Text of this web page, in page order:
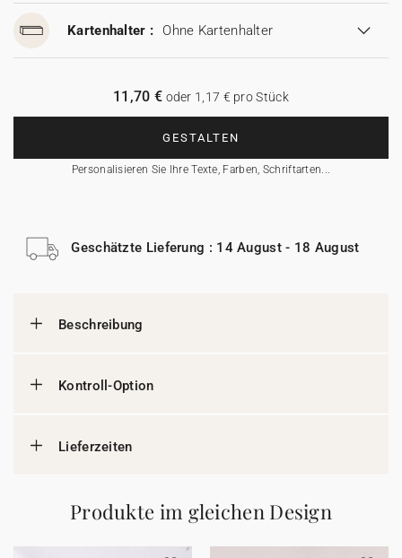
Kartenhalter : Ohne Kartenhalter
GESTALTEN
Personalisieren Sie Ihre Texte, Farben, Schriftarten...
11,70 € oder 1,17 € pro Stück
Geschätzte Lieferung : 14 August - 18 August
Beschreibung
Kontroll-Option
Lieferzeiten
Produkte im gleichen Design